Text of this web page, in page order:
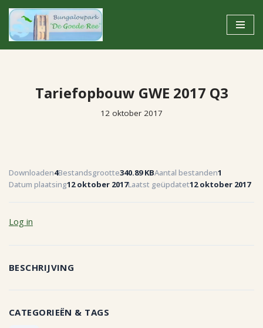
Ga
Tariefopbouw GWE 2017 Q3
12 oktober 2017
Downloaden4Bestandsgrootte340.89 KBAantal bestanden1
Datum plaatsing12 oktober 2017Laatst geüpdatet12 oktober 2017
Log in
BESCHRIJVING
CATEGORIEËN & TAGS